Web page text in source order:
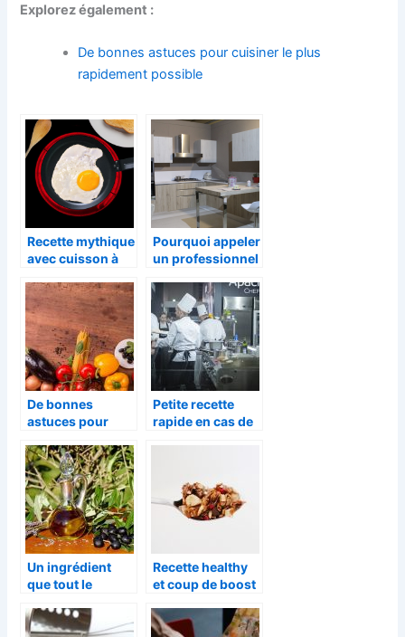
Explorez également :
De bonnes astuces pour cuisiner le plus
rapidement possible
Recette mythique
avec cuisson à
Pourquoi appeler
un professionnel
réparation de
votre frigo ?
De bonnes
astuces pour
rapidement
possible
Petite recette
rapide en cas de
Un ingrédient
que tout le
l’huile d’olive
Recette healthy
et coup de boost